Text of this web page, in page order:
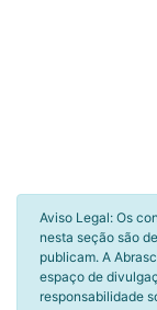
Aviso Legal: Os
nesta seção são
publicam. A
espaço de
responsabilidade